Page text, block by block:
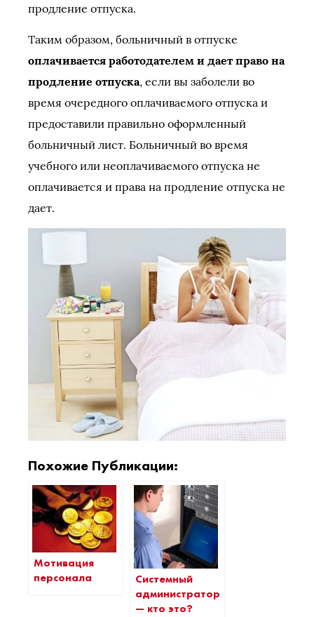
продление отпуска.
Таким образом, больничный в отпуске
оплачивается работодателем и дает право на
продление отпуска, если вы заболели во
время очередного оплачиваемого отпуска и
предоставили правильно оформленный
больничный лист. Больничный во время
учебного или неоплачиваемого отпуска не
оплачивается и права на продление отпуска не
дает.
Похожие Публикации:
Мотивация
персонала
Системный
администратор
— кто это?